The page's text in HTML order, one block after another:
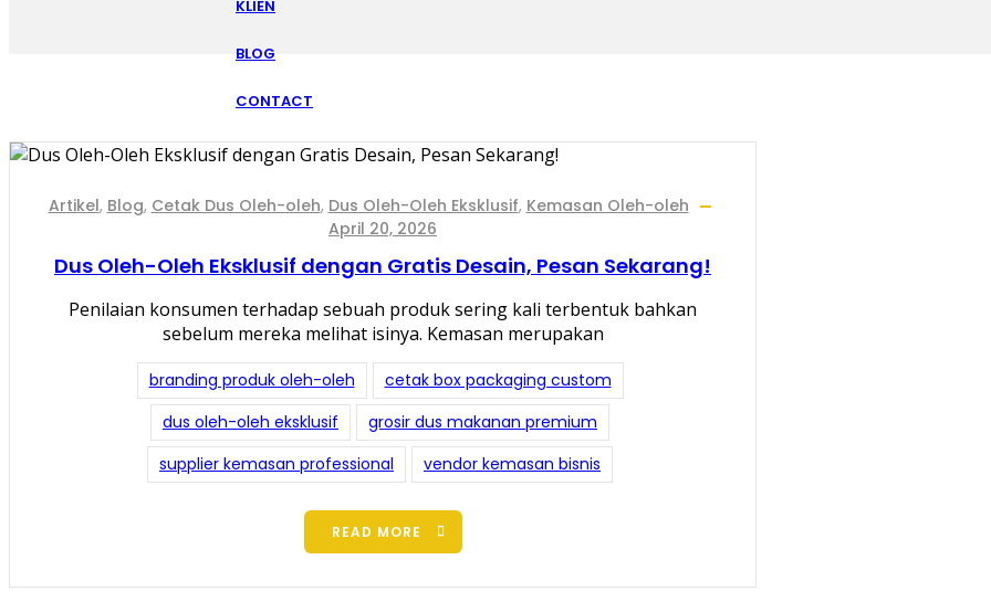
KLIEN
BLOG
CONTACT
Artikel, Blog, Cetak Dus Oleh-oleh, Dus Oleh-Oleh Eksklusif, Kemasan Oleh-oleh
April 20, 2026
Dus Oleh-Oleh Eksklusif dengan Gratis Desain, Pesan Sekarang!
Penilaian konsumen terhadap sebuah produk sering kali terbentuk bahkan
sebelum mereka melihat isinya. Kemasan merupakan
branding produk oleh-oleh
cetak box packaging custom
dus oleh-oleh eksklusif
grosir dus makanan premium
supplier kemasan professional
vendor kemasan bisnis
READ MORE